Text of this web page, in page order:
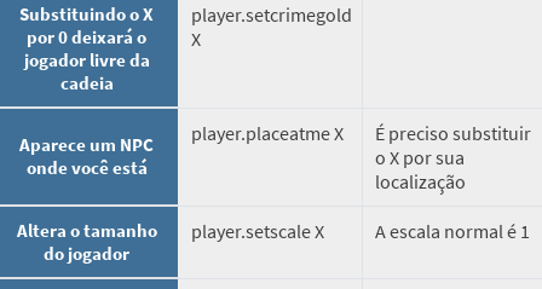
Substituindo o X
por 0 deixará o
jogador livre da
cadeia
player.setcrimegold
X
Aparece um NPC
onde você está
player.placeatme X
É preciso substituir
o X por sua
localização
Altera o tamanho
do jogador
player.setscale X A escala normal é 1